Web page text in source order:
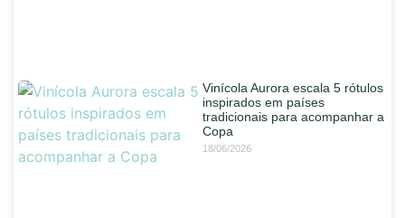
Vinícola Aurora escala 5 rótulos
inspirados em países
tradicionais para acompanhar a
Copa
18/06/2026